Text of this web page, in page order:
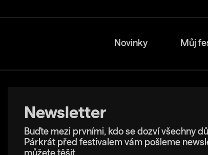
Novinky Můj
Newsletter
Buďte mezi prvními, kdo se dozví všechny
Párkrát před festivalem vám pošleme